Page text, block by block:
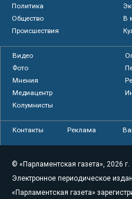
Политика
Общество
В
Происшествия
Видео
Фото
Мнения
Медиацентр
Колумнисты
Контакты Реклама
© «Парламентская газета», 2026 г.
Электронное периодическое
«Парламентская газета»